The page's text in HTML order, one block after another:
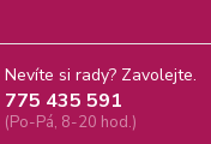
Nevíte si rady? Zavolejte.
775 435 591
(Po-Pá, 8-20 hod.)